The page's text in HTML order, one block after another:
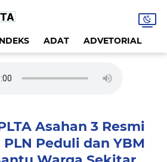
ADAT ADVETORIAL
Asahan 3 Resmi
Peduli dan YBM